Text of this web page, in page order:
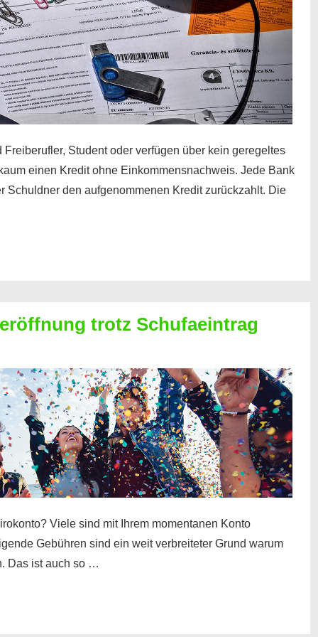
Student oder verfügen über kein geregeltes
einen Kredit ohne Einkommensnachweis. Jede Bank
Schuldner den aufgenommenen Kredit zurückzahlt. Die
trotz Schufaeintrag
Viele sind mit Ihrem momentanen Konto
Gebühren sind ein weit verbreiteter Grund warum
Das ist auch so …